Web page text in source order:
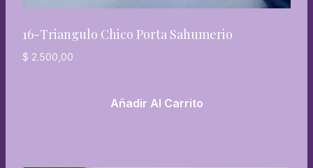
16-Triangulo Chico Porta Sahumerio
$ 2.500,00
Añadir Al Carrito